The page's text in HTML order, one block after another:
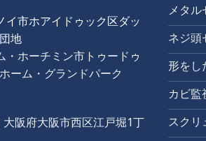
イ市ホアイドゥック区ダッ
地
・ホーチミン市トゥードゥ
ーム・グランドパーク
大阪府大阪市西区江戸堀1丁
メタル
ネジ頭
形をし
カビ監
スクリ